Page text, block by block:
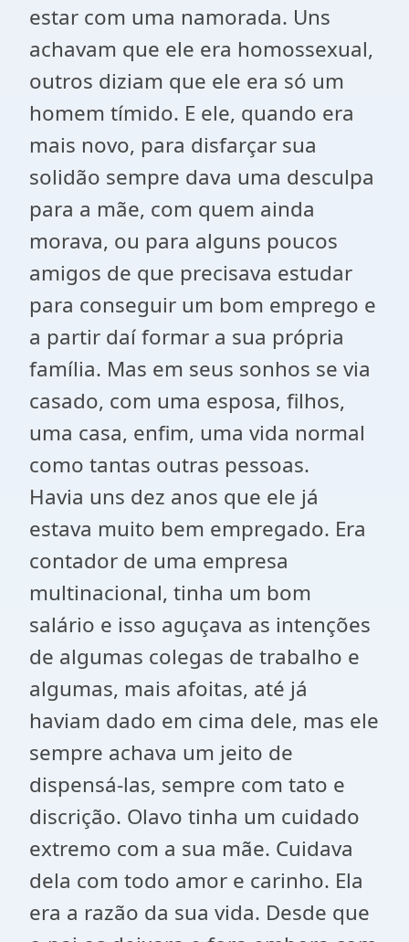
estar com uma namorada. Uns
achavam que ele era homossexual,
outros diziam que ele era só um
homem tímido. E ele, quando era
mais novo, para disfarçar sua
solidão sempre dava uma desculpa
para a mãe, com quem ainda
morava, ou para alguns poucos
amigos de que precisava estudar
para conseguir um bom emprego e
a partir daí formar a sua própria
família. Mas em seus sonhos se via
casado, com uma esposa, filhos,
uma casa, enfim, uma vida normal
como tantas outras pessoas.
Havia uns dez anos que ele já
estava muito bem empregado. Era
contador de uma empresa
multinacional, tinha um bom
salário e isso aguçava as intenções
de algumas colegas de trabalho e
algumas, mais afoitas, até já
haviam dado em cima dele, mas ele
sempre achava um jeito de
dispensá-las, sempre com tato e
discrição. Olavo tinha um cuidado
extremo com a sua mãe. Cuidava
dela com todo amor e carinho. Ela
era a razão da sua vida. Desde que